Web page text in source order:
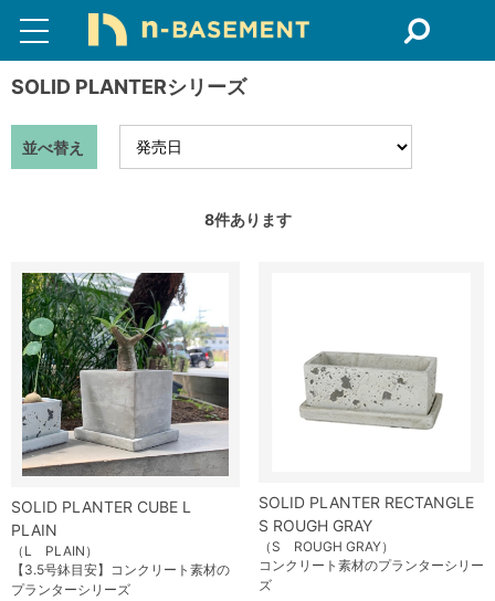
SOLID PLANTERシリーズ
並べ替え
8件あります
SOLID PLANTER CUBE L
PLAIN
（L PLAIN）
【3.5号鉢目安】コンクリート素材の
プランターシリーズ
SOLID PLANTER RECTANGLE
S ROUGH GRAY
（S ROUGH GRAY）
コンクリート素材のプランターシリー
ズ